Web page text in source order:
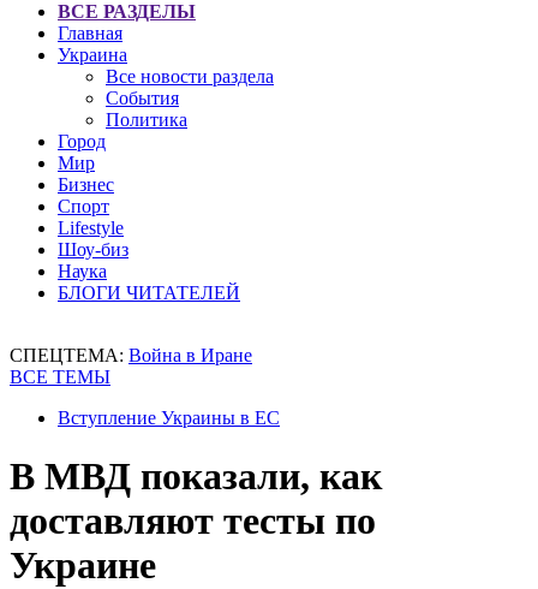
ВСЕ РАЗДЕЛЫ
Главная
Украина
Все новости раздела
События
Политика
Город
Мир
Бизнес
Спорт
Lifestyle
Шоу-биз
Наука
БЛОГИ ЧИТАТЕЛЕЙ
СПЕЦТЕМА: Война в Иране
ВСЕ ТЕМЫ
Вступление Украины в ЕС
В МВД показали, как
доставляют тесты по
Украине